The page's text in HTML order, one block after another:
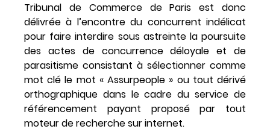
Tribunal de Commerce de Paris est donc
délivrée à l’encontre du concurrent indélicat
pour faire interdire sous astreinte la poursuite
des actes de concurrence déloyale et de
parasitisme consistant à sélectionner comme
mot clé le mot « Assurpeople » ou tout dérivé
orthographique dans le cadre du service de
référencement payant proposé par tout
moteur de recherche sur internet.